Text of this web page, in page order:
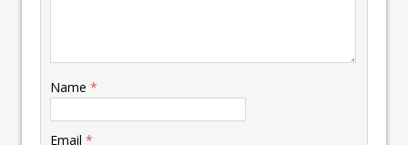
Name *
Email *